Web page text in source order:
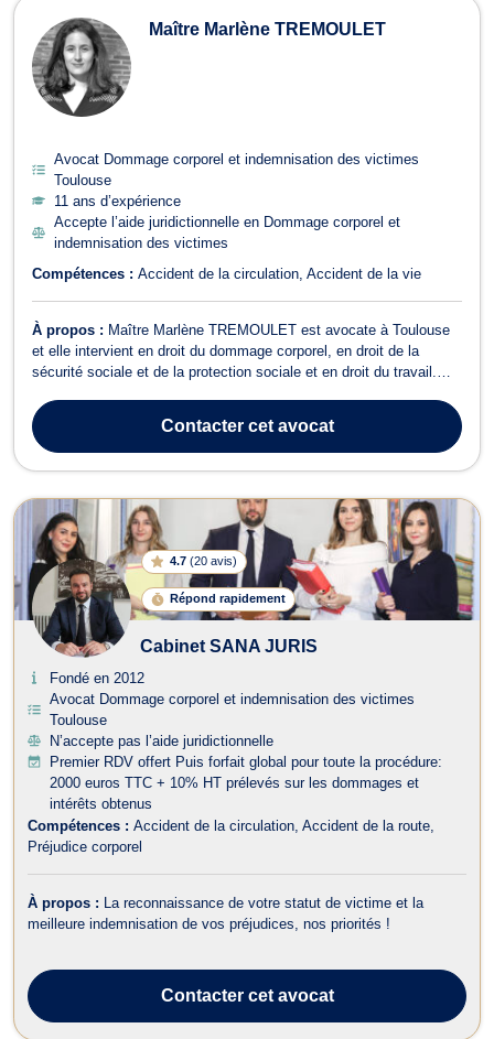
Maître Marlène TREMOULET
Avocat Dommage corporel et indemnisation des victimes
Toulouse
11 ans d’expérience
Accepte l’aide juridictionnelle en Dommage corporel et
indemnisation des victimes
Compétences : Accident de la circulation Accident de la vie
À propos : Maître Marlène TREMOULET est avocate à Toulouse
et elle intervient en droit du dommage corporel, en droit de la
sécurité sociale et de la protection sociale et en droit du travail.
Marlène TREMOULET vous représente devant le Conseil de
Prud’hommes en cas de problém...
Contactercet avocat
4.7 (20 avis)
Répond rapidement
Cabinet SANA JURIS
Fondé en 2012
Avocat Dommage corporel et indemnisation des victimes
Toulouse
N’accepte pas l’aide juridictionnelle
Premier RDV offert Puis forfait global pour toute la procédure:
2000 euros TTC + 10% HT prélevés sur les dommages et
intérêts obtenus
Compétences : Accident de la circulation Accident de la route
Préjudice corporel
À propos :
La reconnaissance de votre statut de victime et la
meilleure indemnisation de vos préjudices, nos priorités !
Contactercet avocat